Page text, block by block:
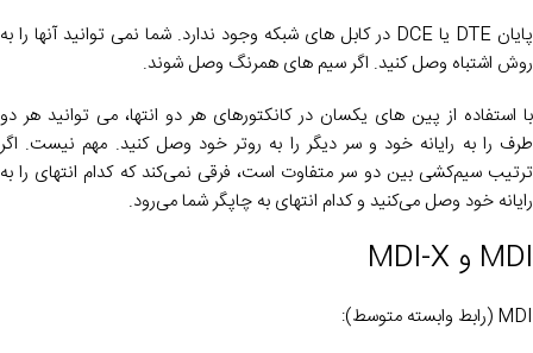
پایان DTE یا DCE در کابل های شبکه وجود ندارد. شما نمی توانید آنها را به
روش اشتباه وصل کنید. اگر سیم های همرنگ وصل شوند.
با استفاده از پین های یکسان در کانکتورهای هر دو انتها، می توانید هر دو
طرف را به رایانه خود و سر دیگر را به روتر خود وصل کنید. مهم نیست. اگر
ترتیب سیم‌کشی بین دو سر متفاوت است، فرقی نمی‌کند که کدام انتهای را به
رایانه خود وصل می‌کنید و کدام انتهای به چاپگر شما می‌رود.
MDI و MDI-X
MDI (رابط وابسته متوسط):